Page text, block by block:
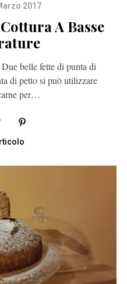
2017
A Basse
belle fette di punta di
di petto si può utilizzare
per…